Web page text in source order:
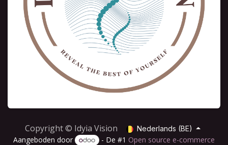
Copyright © Idyia Vision Nederlands (BE)
Aangeboden door - De #1 Open source e-commerce